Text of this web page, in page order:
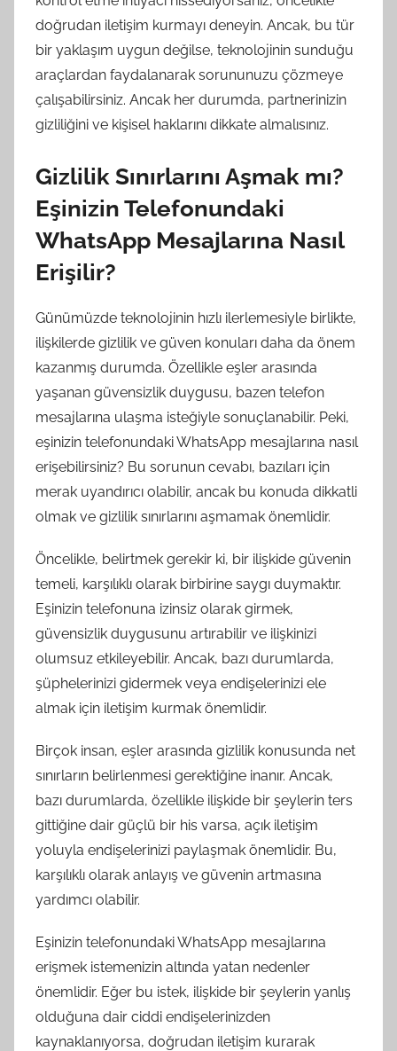
doğrudan iletişim kurmayı deneyin. Ancak, bu tür
bir yaklaşım uygun değilse, teknolojinin sunduğu
araçlardan faydalanarak sorununuzu çözmeye
çalışabilirsiniz. Ancak her durumda, partnerinizin
gizliliğini ve kişisel haklarını dikkate almalısınız.
Gizlilik Sınırlarını Aşmak mı?
Eşinizin Telefonundaki
WhatsApp Mesajlarına Nasıl
Erişilir?
Günümüzde teknolojinin hızlı ilerlemesiyle birlikte,
ilişkilerde gizlilik ve güven konuları daha da önem
kazanmış durumda. Özellikle eşler arasında
yaşanan güvensizlik duygusu, bazen telefon
mesajlarına ulaşma isteğiyle sonuçlanabilir. Peki,
eşinizin telefonundaki WhatsApp mesajlarına nasıl
erişebilirsiniz? Bu sorunun cevabı, bazıları için
merak uyandırıcı olabilir, ancak bu konuda dikkatli
olmak ve gizlilik sınırlarını aşmamak önemlidir.
Öncelikle, belirtmek gerekir ki, bir ilişkide güvenin
temeli, karşılıklı olarak birbirine saygı duymaktır.
Eşinizin telefonuna izinsiz olarak girmek,
güvensizlik duygusunu artırabilir ve ilişkinizi
olumsuz etkileyebilir. Ancak, bazı durumlarda,
şüphelerinizi gidermek veya endişelerinizi ele
almak için iletişim kurmak önemlidir.
Birçok insan, eşler arasında gizlilik konusunda net
sınırların belirlenmesi gerektiğine inanır. Ancak,
bazı durumlarda, özellikle ilişkide bir şeylerin ters
gittiğine dair güçlü bir his varsa, açık iletişim
yoluyla endişelerinizi paylaşmak önemlidir. Bu,
karşılıklı olarak anlayış ve güvenin artmasına
yardımcı olabilir.
Eşinizin telefonundaki WhatsApp mesajlarına
erişmek istemenizin altında yatan nedenler
önemlidir. Eğer bu istek, ilişkide bir şeylerin yanlış
olduğuna dair ciddi endişelerinizden
kaynaklanıyorsa, doğrudan iletişim kurarak